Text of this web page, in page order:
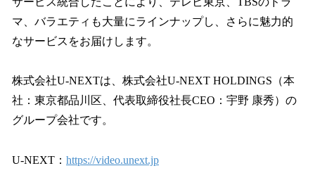
マ、バラエティも大量にラインナップし、さらに魅力的
なサービスをお届けします。
株式会社U-NEXTは、株式会社U-NEXT HOLDINGS（本
社：東京都品川区、代表取締役社長CEO：宇野 康秀）の
グループ会社です。
U-NEXT： https://video.unext.jp